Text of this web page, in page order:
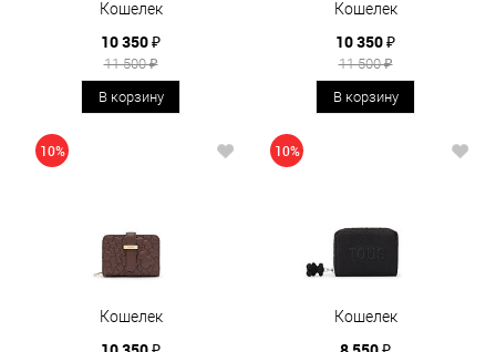
Кошелек
10 350 ₽
11 500 ₽
В корзину
Кошелек
10 350 ₽
11 500 ₽
В корзину
10%
Кошелек
10%
Кошелек